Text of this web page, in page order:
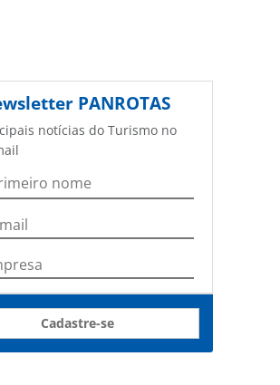
PANROTAS
notícias do Turismo no
Cadastre-se